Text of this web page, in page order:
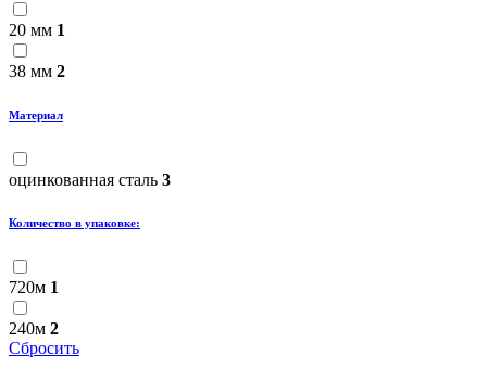
20 мм 1
38 мм 2
Материал
оцинкованная сталь 3
Количество в упаковке:
720м 1
240м 2
Сбросить